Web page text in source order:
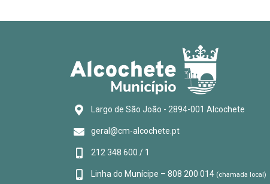
Largo de São João - 2894-001 Alcochete
geral@cm-alcochete.pt
212 348 600 / 1
Linha do Munícipe – 808 200 014 (chamada local)